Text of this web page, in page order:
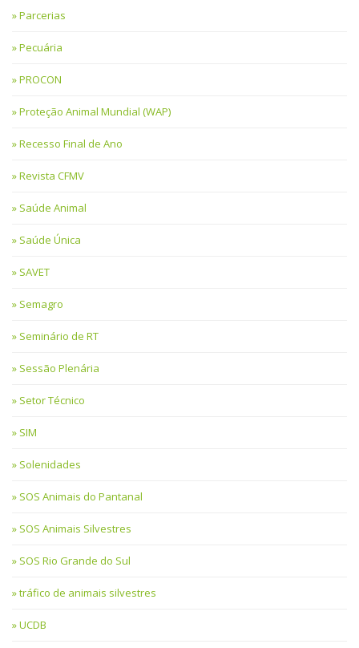
Parcerias
Pecuária
PROCON
Proteção Animal Mundial (WAP)
Recesso Final de Ano
Revista CFMV
Saúde Animal
Saúde Única
SAVET
Semagro
Seminário de RT
Sessão Plenária
Setor Técnico
SIM
Solenidades
SOS Animais do Pantanal
SOS Animais Silvestres
SOS Rio Grande do Sul
tráfico de animais silvestres
UCDB